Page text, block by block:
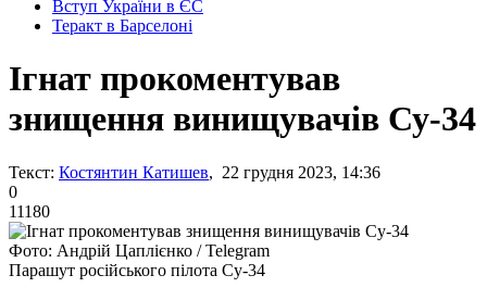
Вступ України в ЄС
Теракт в Барселоні
Ігнат прокоментував
знищення винищувачів Су-34
Текст: Костянтин Катишев, 22 грудня 2023, 14:36
0
11180
Фото: Андрій Цаплієнко / Telegram
Парашут російського пілота Су-34